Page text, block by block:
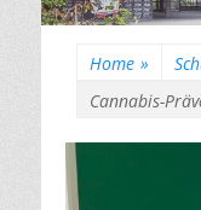
Home »
Cannabis-